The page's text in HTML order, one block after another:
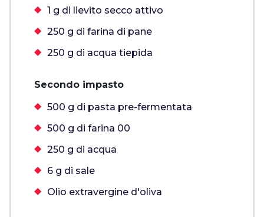
1 g di lievito secco attivo
250 g di farina di pane
250 g di acqua tiepida
Secondo impasto
500 g di pasta pre-fermentata
500 g di farina 00
250 g di acqua
6 g di sale
Olio extravergine d'oliva